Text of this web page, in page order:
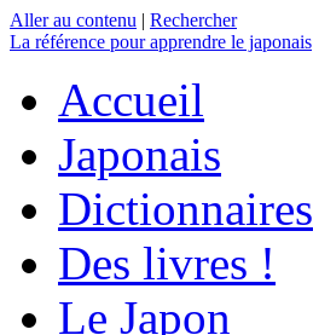
Aller au contenu | Rechercher
La référence pour apprendre le japonais
Accueil
Japonais
Dictionnaires
Des livres !
Le Japon